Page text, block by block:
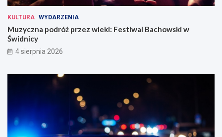
KULTURA WYDARZENIA
Muzyczna podróż przez wieki: Festiwal Bachowski w
Świdnicy
4 sierpnia 2026